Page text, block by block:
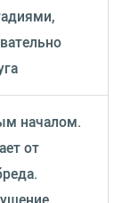
началом.
от